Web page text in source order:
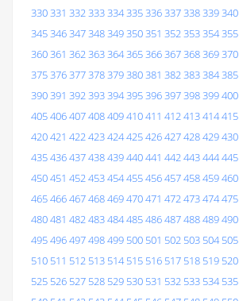
330331 332333334335336337338339340
345346347348349350351 352353354355
360361 362363364365366367368369370
375376377378379380381 382383384385
390391 392393394395396397398399400
405406407408409410411 412413414415
420421 422423424425426427428429430
435436437438439440441 442443444445
450451 452453454455456457458459460
465466467468469470471 472473474475
480481 482483484485486487488489490
495496497498499 500 501 502 503 504 505
510 511 512 513 514 515 516 517 518 519 520
525 526 527 528 529 530 531 532 533 534 535